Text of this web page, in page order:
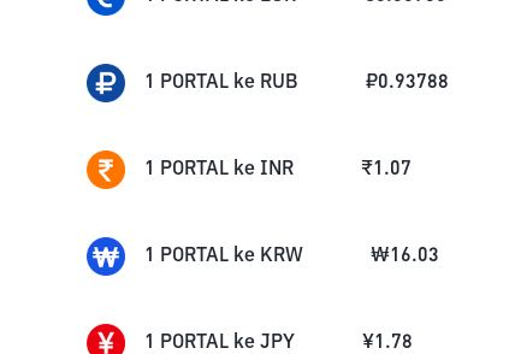
1 PORTAL ke RUB ₽0.93788
1 PORTAL ke INR ₹1.07
1 PORTAL ke KRW ₩16.03
1 PORTAL ke JPY ¥1.78